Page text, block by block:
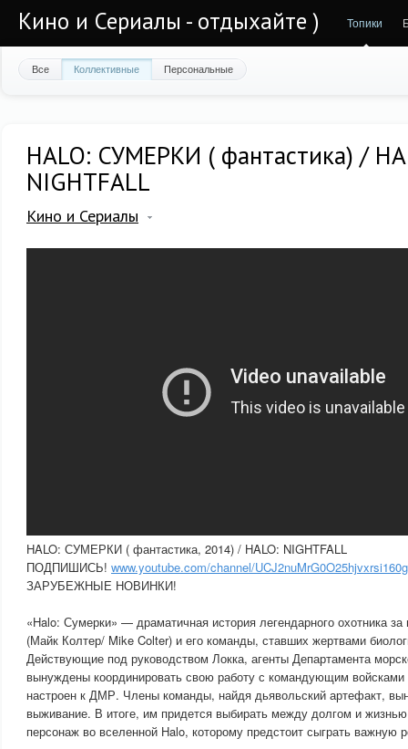
Кино и Сериалы - отдыхайте ) Топики
Все Коллективные Персональные
HALO: СУМЕРКИ ( фантастика) /
NIGHTFALL
Кино и Сериалы
HALO: СУМЕРКИ ( фантастика, 2014) / HALO: NIGHTFALL
ПОДПИШИСЬ! www.youtube.com/channel/UCJ2nuMrG0O25hjvxrsi160g
ЗАРУБЕЖНЫЕ НОВИНКИ!
«Halo: Сумерки» — драматичная история легендарного охотника
(Майк Колтер/ Mike Colter) и его команды, ставших жертвами
Действующие под руководством Локка, агенты Департамента
вынуждены координировать свою работу с командующим
настроен к ДМР. Члены команды, найдя дьявольский артефакт,
выживание. В итоге, им придется выбирать между долгом и
персонаж во вселенной Halo, которому предстоит сыграть важную